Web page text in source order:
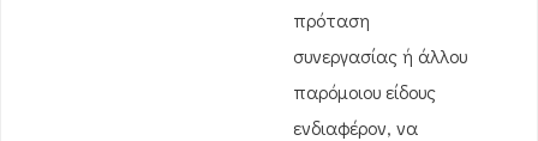
πρόταση
συνεργασίας ή άλλου
παρόμοιου είδους
ενδιαφέρον, να